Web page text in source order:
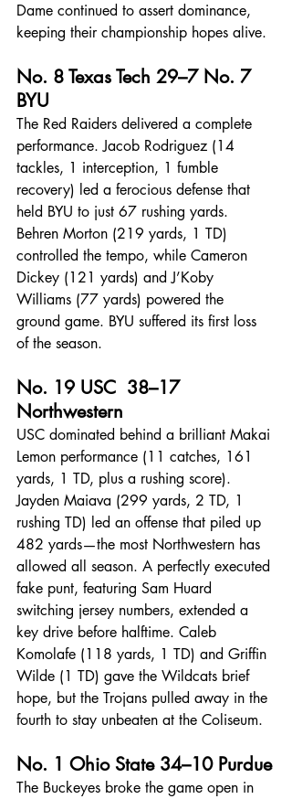
Dame continued to assert dominance,
keeping their championship hopes alive.
No. 8 Texas Tech 29–7 No. 7
BYU
The Red Raiders delivered a complete
performance. Jacob Rodriguez (14
tackles, 1 interception, 1 fumble
recovery) led a ferocious defense that
held BYU to just 67 rushing yards.
Behren Morton (219 yards, 1 TD)
controlled the tempo, while Cameron
Dickey (121 yards) and J’Koby
Williams (77 yards) powered the
ground game. BYU suffered its first loss
of the season.
No. 19 USC  38–17
Northwestern
USC dominated behind a brilliant Makai
Lemon performance (11 catches, 161
yards, 1 TD, plus a rushing score).
Jayden Maiava (299 yards, 2 TD, 1
rushing TD) led an offense that piled up
482 yards—the most Northwestern has
allowed all season. A perfectly executed
fake punt, featuring Sam Huard
switching jersey numbers, extended a
key drive before halftime. Caleb
Komolafe (118 yards, 1 TD) and Griffin
Wilde (1 TD) gave the Wildcats brief
hope, but the Trojans pulled away in the
fourth to stay unbeaten at the Coliseum.
No. 1 Ohio State 34–10 Purdue
The Buckeyes broke the game open in